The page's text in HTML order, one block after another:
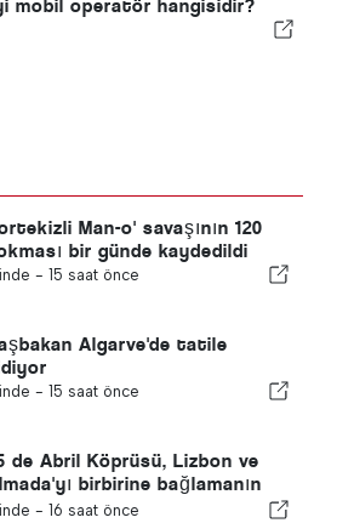
mobil operatör hangisidir?
Man-o' savaşının 120
bir günde kaydedildi
- 15 saat önce
Algarve'de tatile
- 15 saat önce
de Abril Köprüsü, Lizbon ve
birbirine bağlamanın
yılını kutluyor
- 16 saat önce